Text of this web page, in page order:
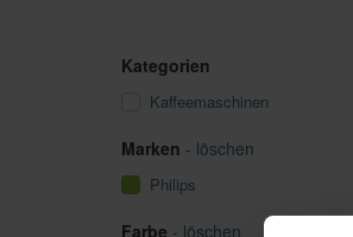
Kategorien
Kaffeemaschinen
Marken - löschen
Philips
Farbe - löschen